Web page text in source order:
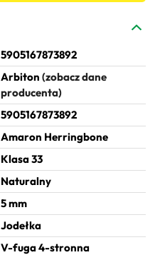
5905167873892
Arbiton (zobacz dane
producenta)
5905167873892
Amaron Herringbone
Klasa 33
Naturalny
5 mm
Jodełka
V-fuga 4-stronna